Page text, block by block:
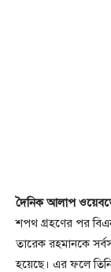
দৈনিক আলাপ
শপথ গ্রহণের পর
তারেক রহমানকে
হয়েছে। এর ফলে তিনি